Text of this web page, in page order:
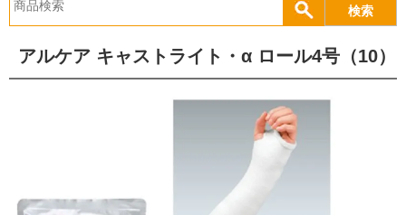
アルケア キャストライト・α ロール4号（10）